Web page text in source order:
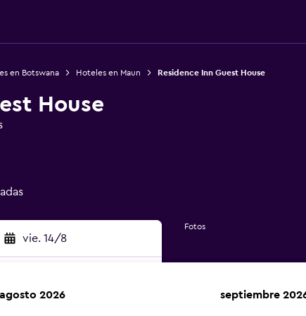
en Botswana Hoteles en Maun Residence Inn Guest House
House
vie. 14/8
Fotos
agosto 2026 septiembre